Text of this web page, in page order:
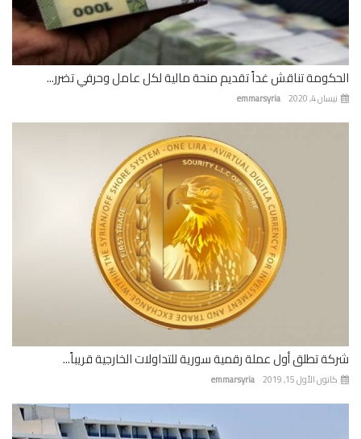
تناقش غداً تقديم منحة مالية لكل عامل وحرفي تضرر...
emmarsyria 4, 2020
تطلق أول عملة رقمية سورية للتداولات الخارجية قريباً...
emmarsyria الأول 15, 2019